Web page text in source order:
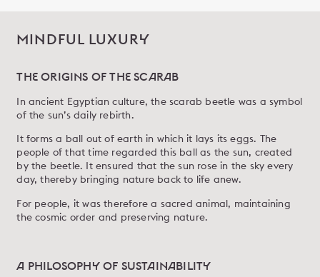
MINDFUL LUXURY
THE ORIGINS OF THE SCARAB
In ancient Egyptian culture, the scarab beetle was a symbol
of the sun’s daily rebirth.
It forms a ball out of earth in which it lays its eggs. The
people of that time regarded this ball as the sun, created
by the beetle. It ensured that the sun rose in the sky every
day, thereby bringing nature back to life anew.
For people, it was therefore a sacred animal, maintaining
the cosmic order and preserving nature.
A PHILOSOPHY OF SUSTAINABILITY